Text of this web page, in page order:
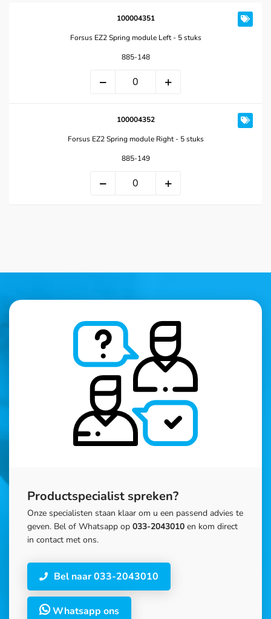
100004351
Forsus EZ2 Spring module Left - 5 stuks
885-148
100004352
Forsus EZ2 Spring module Right - 5 stuks
885-149
Productspecialist spreken?
Onze specialisten staan klaar om u een passend advies te
geven. Bel of Whatsapp op 033-2043010 en kom direct
in contact met ons.
Bel naar 033-2043010
Whatsapp ons